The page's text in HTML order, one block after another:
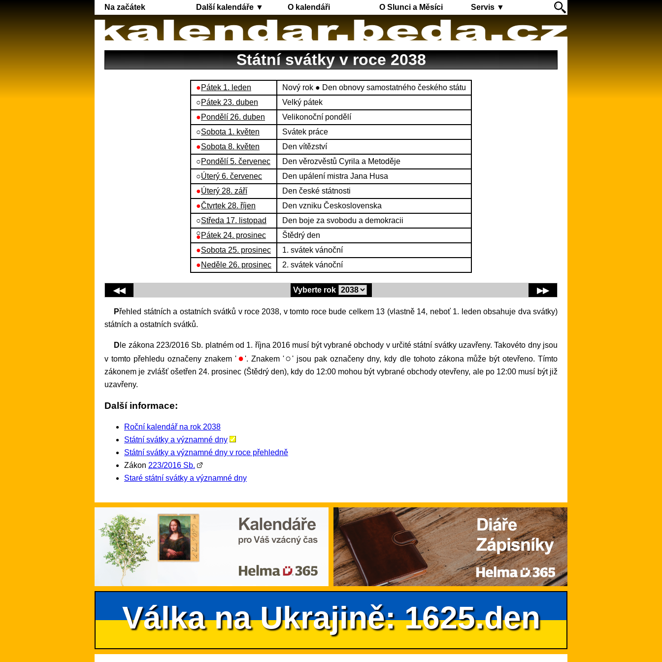
Na začátek Další kalendáře ▼ O kalendáři O Slunci a Měsíci Servis ▼
Státní svátky v roce 2038
●Pátek 1. leden
Nový rok ● Den obnovy samostatného českého státu
○Pátek 23. duben
Velký pátek
●Pondělí 26. duben
Velikonoční pondělí
○Sobota 1. květen
Svátek práce
●Sobota 8. květen
Den vítězství
○Pondělí 5. červenec
Den věrozvěstů Cyrila a Metoděje
○Úterý 6. červenec
Den upálení mistra Jana Husa
●Úterý 28. září
Den české státnosti
●Čtvrtek 28. říjen
Den vzniku Československa
○Středa 17. listopad
Den boje za svobodu a demokracii
○
●Pátek 24. prosinec
Štědrý den
●Sobota 25. prosinec
1. svátek vánoční
●Neděle 26. prosinec 2. svátek vánoční
Vyberte rok
◀◀ ▶▶
Přehled státních a ostatních svátků v roce 2038, v tomto roce bude celkem 13 (vlastně 14, neboť 1. leden obsahuje dva svátky)
státních a ostatních svátků.
Dle zákona 223/2016 Sb. platném od 1. října 2016 musí být vybrané obchody v určité státní svátky uzavřeny. Takovéto dny jsou
v tomto přehledu označeny znakem ' ●'. Znakem '○' jsou pak označeny dny, kdy dle tohoto zákona může být otevřeno. Tímto
zákonem je zvlášť ošetřen 24. prosinec (Štědrý den), kdy do 12:00 mohou být vybrané obchody otevřeny, ale po 12:00 musí být již
uzavřeny.
Další informace:
Roční kalendář na rok 2038
Státní svátky a významné dny
Státní svátky a významné dny v roce přehledně
Zákon 223/2016 Sb.
Staré státní svátky a významné dny
Válka na Ukrajině: 1625.den